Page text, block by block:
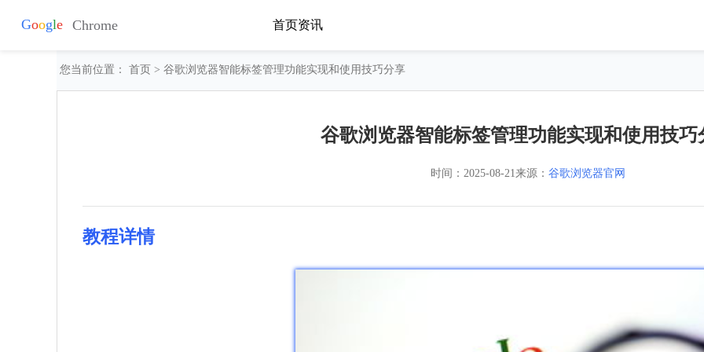
首页资讯
您当前位置： 首页 > 谷歌浏览器智能标签管理功能实现和使用技巧分享
谷歌浏览器智能标签管理功能实现和使用技巧
时间： 2025-08-21来源： 谷歌浏览器官网
教程详情